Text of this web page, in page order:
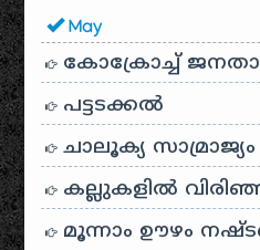
May
കോക്രോച്ച് ജനതാ
പട്ടടക്കൽ
ചാലൂക്യ സാമ്രാജ്യം
കല്ലുകളിൽ
മൂന്നാം ഊഴം